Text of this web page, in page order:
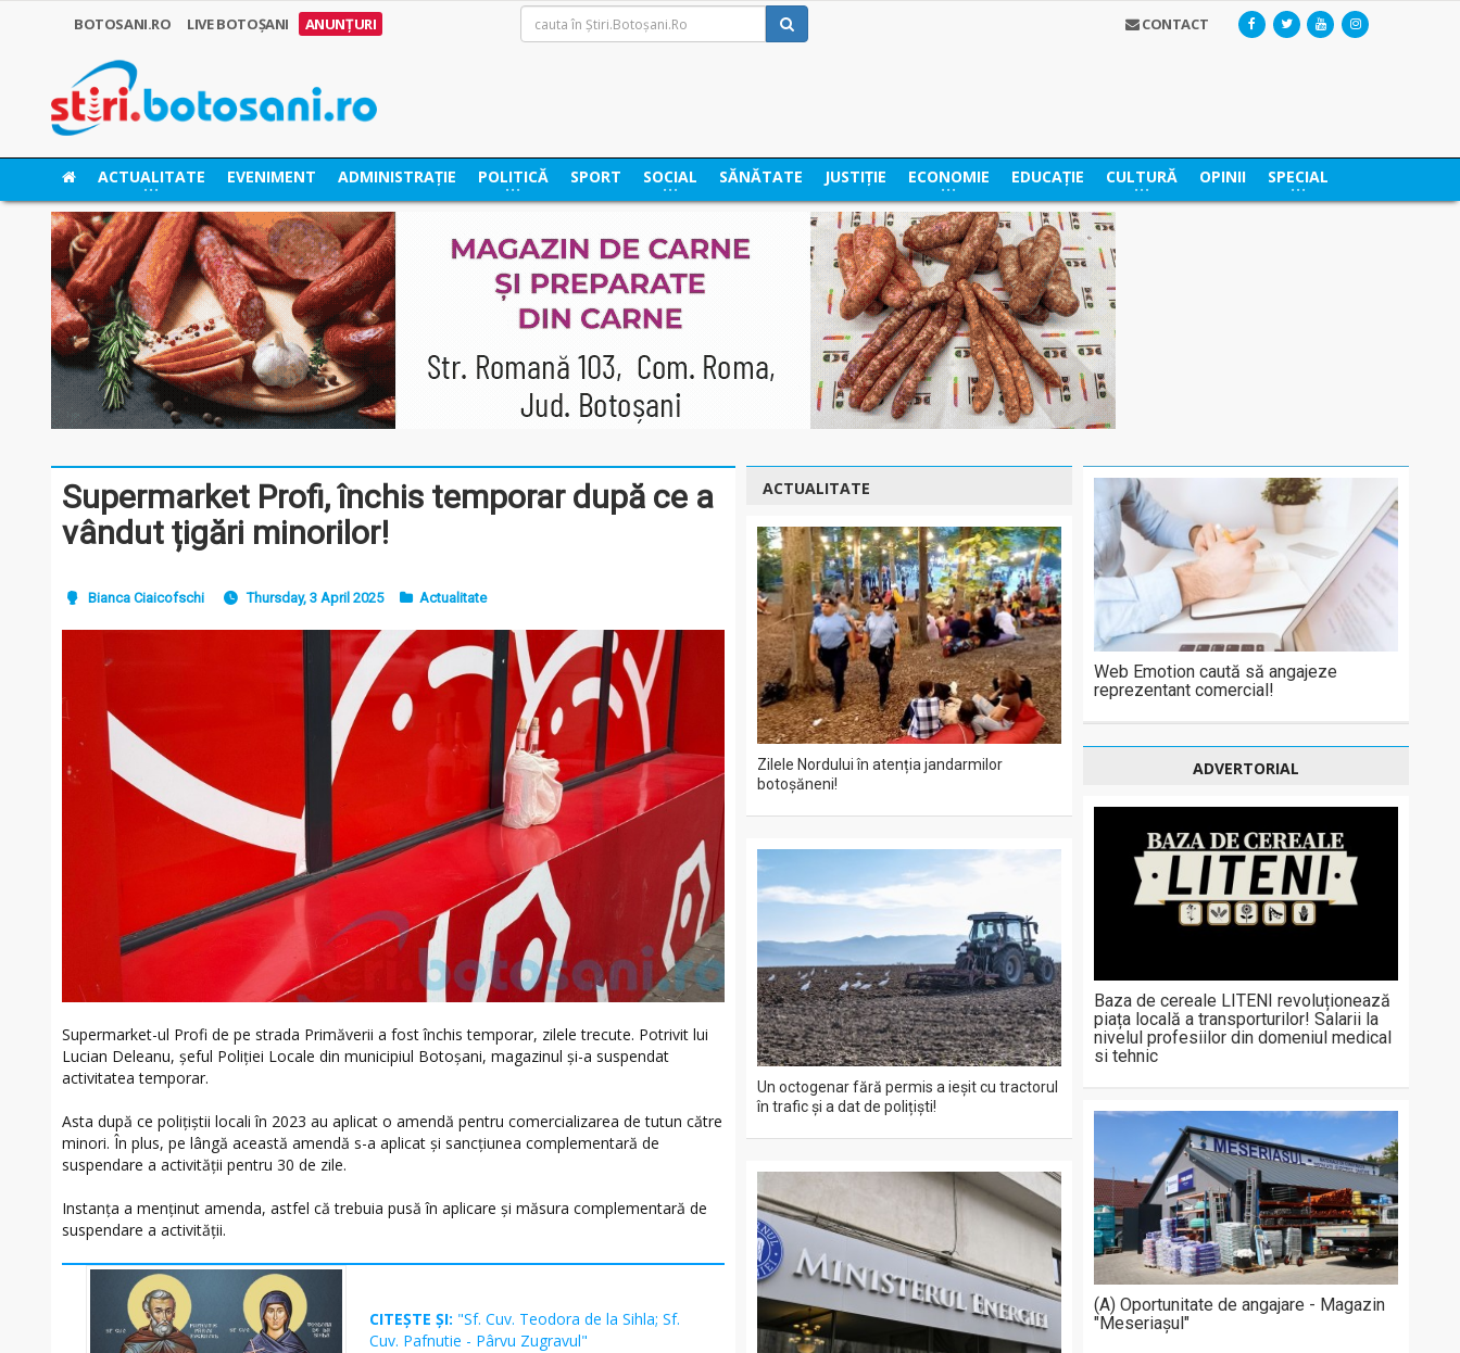
BOTOSANI.RO LIVE BOTOȘANI ANUNȚURI CONTACT
ACTUALITATE EVENIMENT ADMINISTRAȚIE POLITICĂ SPORT SOCIAL SĂNĂTATE JUSTIȚIE ECONOMIE EDUCAȚIE CULTURĂ OPINII SPECIAL
Supermarket Profi, închis temporar după ce a
vândut țigări minorilor!
Bianca Ciaicofschi Thursday, 3 April 2025 Actualitate
Supermarket-ul Profi de pe strada Primăverii a fost închis temporar, zilele trecute. Potrivit lui
Lucian Deleanu, șeful Poliției Locale din municipiul Botoșani, magazinul și-a suspendat
activitatea temporar.
Asta după ce polițiștii locali în 2023 au aplicat o amendă pentru comercializarea de tutun către
minori. În plus, pe lângă această amendă s-a aplicat și sancțiunea complementară de
suspendare a activității pentru 30 de zile.
Instanța a menținut amenda, astfel că trebuia pusă în aplicare și măsura complementară de
suspendare a activității.
CITEȘTE ȘI: "Sf. Cuv. Teodora de la Sihla; Sf.
Cuv. Pafnutie - Pârvu Zugravul"
ACTUALITATE
Zilele Nordului în atenția jandarmilor
botoșăneni!
Un octogenar fără permis a ieșit cu tractorul
în trafic și a dat de polițiști!
Web Emotion caută să angajeze
reprezentant comercial!
ADVERTORIAL
Baza de cereale LITENI revoluționează
piața locală a transporturilor! Salarii la
nivelul profesiilor din domeniul medical
si tehnic
(A) Oportunitate de angajare - Magazin
"Meseriașul"